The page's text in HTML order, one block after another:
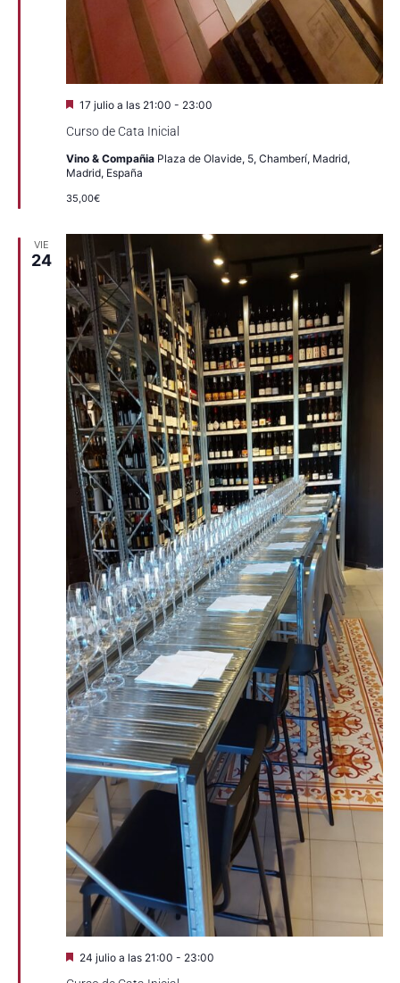
Curso de Cata Inicial
Destacado
17 julio a las 21:00 - 23:00
Vino & Compañia Plaza de Olavide, 5, Chamberí, Madrid,
Madrid, España
35,00€
VIE
24
Destacado
24 julio a las 21:00 - 23:00